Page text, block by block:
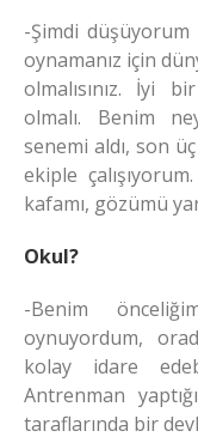
-Şimdi
oynamanız için
olmalısınız. İyi
olmalı. Benim
senemi aldı, son
ekiple
kafamı, gözümü
Okul?
-Benim
oynuyordum,
kolay idare
Antrenman
taraflarında bir